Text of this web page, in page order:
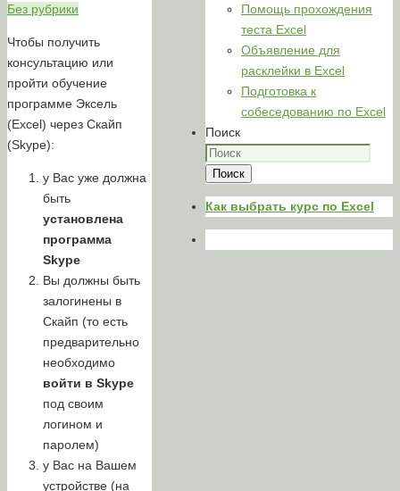
Без рубрики
Чтобы получить
консультацию или
пройти обучение
программе Эксель
(Excel) через Скайп
(Skype):
у Вас уже должна
быть
установлена
программа
Skype
Вы должны быть
залогинены в
Скайп (то есть
предварительно
необходимо
войти в Skype
под своим
логином и
паролем)
у Вас на Вашем
устройстве (на
Помощь прохождения
теста Excel
Объявление для
расклейки в Excel
Подготовка к
собеседованию по Excel
Поиск
Поиск
Как выбрать курс по Excel